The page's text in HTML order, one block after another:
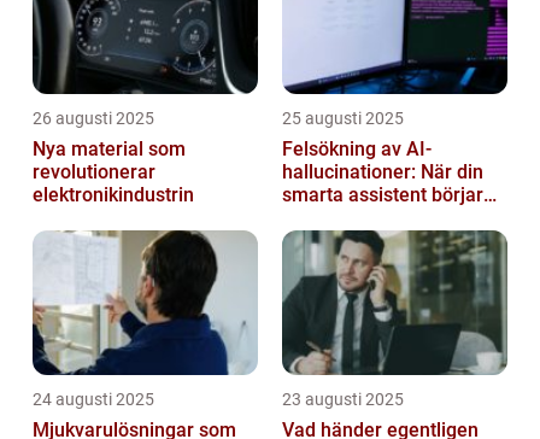
26 augusti 2025
Nya material som
revolutionerar
elektronikindustrin
25 augusti 2025
Felsökning av AI-
hallucinationer: När din
smarta assistent börjar
24 augusti 2025
Mjukvarulösningar som
23 augusti 2025
Vad händer egentligen